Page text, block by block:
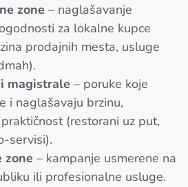
zone – naglašavanje
za lokalne kupce
prodajnih mesta, usluge
magistrale – poruke koje
i naglašavaju brzinu,
(restorani uz put,
servisi).
zone – kampanje usmerene na
ili profesionalne usluge.